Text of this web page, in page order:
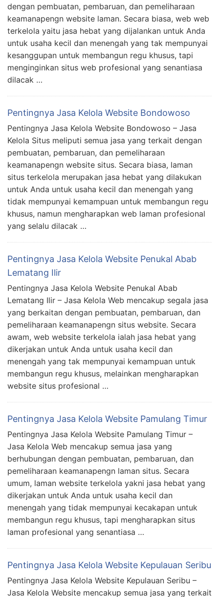
dengan pembuatan, pembaruan, dan pemeliharaan
keamanapengn website laman. Secara biasa, web web
terkelola yaitu jasa hebat yang dijalankan untuk Anda
untuk usaha kecil dan menengah yang tak mempunyai
kesanggupan untuk membangun regu khusus, tapi
menginginkan situs web profesional yang senantiasa
dilacak …
Pentingnya Jasa Kelola Website Bondowoso
Pentingnya Jasa Kelola Website Bondowoso – Jasa
Kelola Situs meliputi semua jasa yang terkait dengan
pembuatan, pembaruan, dan pemeliharaan
keamanapengn website situs. Secara biasa, laman
situs terkelola merupakan jasa hebat yang dilakukan
untuk Anda untuk usaha kecil dan menengah yang
tidak mempunyai kemampuan untuk membangun regu
khusus, namun mengharapkan web laman profesional
yang selalu dilacak …
Pentingnya Jasa Kelola Website Penukal Abab
Lematang Ilir
Pentingnya Jasa Kelola Website Penukal Abab
Lematang Ilir – Jasa Kelola Web mencakup segala jasa
yang berkaitan dengan pembuatan, pembaruan, dan
pemeliharaan keamanapengn situs website. Secara
awam, web website terkelola ialah jasa hebat yang
dikerjakan untuk Anda untuk usaha kecil dan
menengah yang tak mempunyai kemampuan untuk
membangun regu khusus, melainkan mengharapkan
website situs profesional …
Pentingnya Jasa Kelola Website Pamulang Timur
Pentingnya Jasa Kelola Website Pamulang Timur –
Jasa Kelola Web mencakup semua jasa yang
berhubungan dengan pembuatan, pembaruan, dan
pemeliharaan keamanapengn laman situs. Secara
umum, laman website terkelola yakni jasa hebat yang
dikerjakan untuk Anda untuk usaha kecil dan
menengah yang tidak mempunyai kecakapan untuk
membangun regu khusus, tapi mengharapkan situs
laman profesional yang senantiasa …
Pentingnya Jasa Kelola Website Kepulauan Seribu
Pentingnya Jasa Kelola Website Kepulauan Seribu –
Jasa Kelola Website mencakup semua jasa yang terkait